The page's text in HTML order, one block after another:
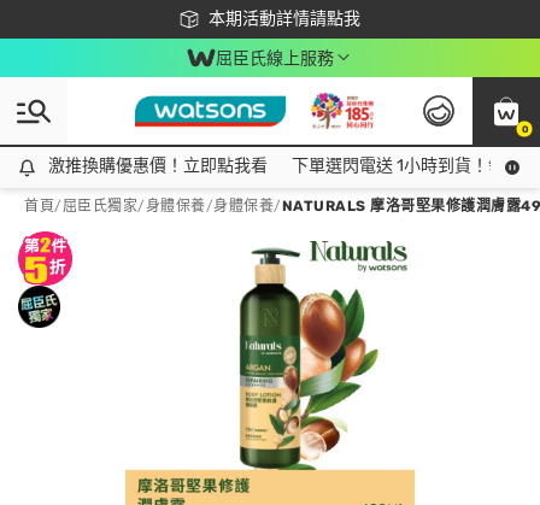
本期活動詳情請點我
下載app最高回饋$350
屈臣氏線上服務
0
激推換購優惠價！立即點我看
激推換購優惠價！立即點我看 下單選閃電送 1小時到貨！領神
首頁/ 屈臣氏獨家/身體保養/身體保養/NATURALS 摩洛哥堅果修護潤膚露